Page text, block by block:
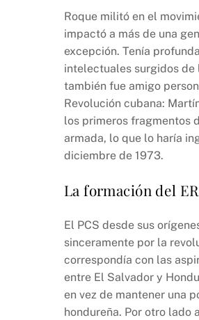
Roque militó en el
impactó a más de una
excepción. Tenía
intelectuales surgidos de
también fue amigo
Revolución cubana:
los primeros fragmentos
armada, lo que lo haría
diciembre de 1973.
La formación del
El PCS desde sus
sinceramente por la
correspondía con las
entre El Salvador y
en vez de mantener una
hondureña. Por otro lado